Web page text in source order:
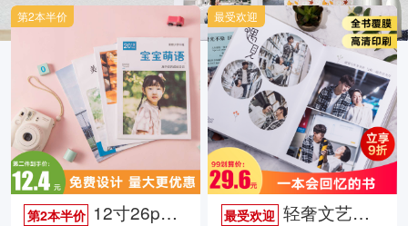
第2本半价 12寸26p时尚杂志册
第2本半价
最受欢迎 轻奢文艺照片书
最受欢迎